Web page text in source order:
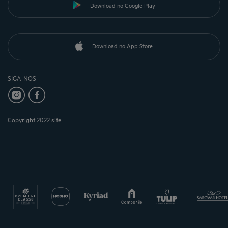
Download no Google Play
Download no App Store
SIGA-NOS
Copyright 2022 site